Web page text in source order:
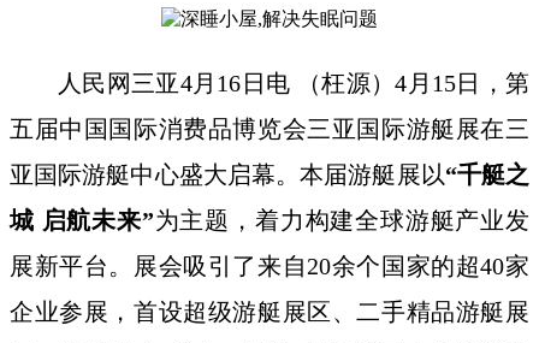
人民网三亚4月16日电 （枉源）4月15日，第
五届中国国际消费品博览会三亚国际游艇展在三
亚国际游艇中心盛大启幕。本届游艇展以“千艇之
城 启航未来”为主题，着力构建全球游艇产业发
展新平台。展会吸引了来自20余个国家的超40家
企业参展，首设超级游艇展区、二手精品游艇展